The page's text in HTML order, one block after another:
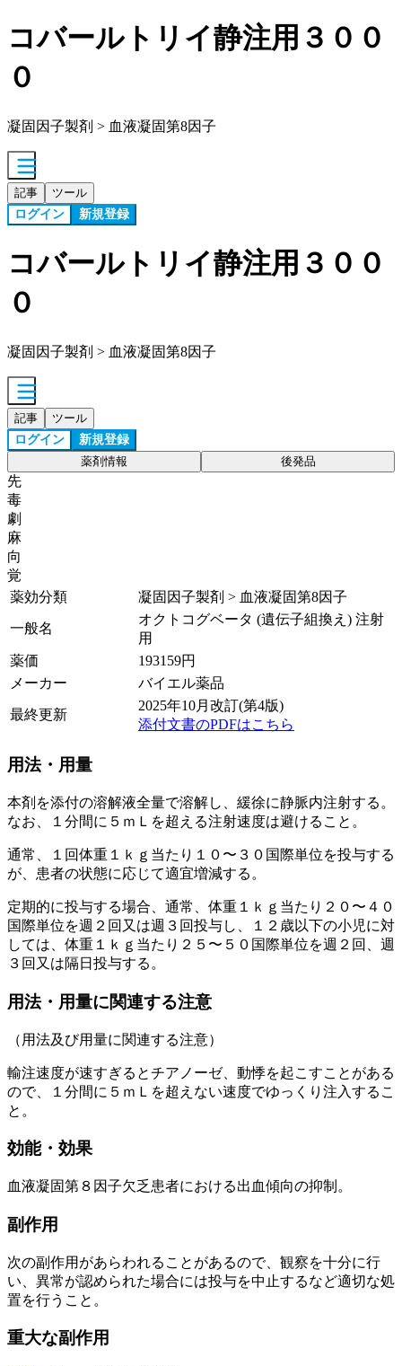
コバールトリイ静注用３００
０
凝固因子製剤 > 血液凝固第8因子
記事 ツール
ログイン 新規登録
コバールトリイ静注用３００
０
凝固因子製剤 > 血液凝固第8因子
記事 ツール
ログイン 新規登録
薬剤情報 後発品
先
毒
劇
麻
向
覚
薬効分類
凝固因子製剤 > 血液凝固第8因子
一般名
オクトコグベータ (遺伝子組換え) 注射
用
薬価
193159円
メーカー
バイエル薬品
最終更新
2025年10月改訂(第4版)
添付文書のPDFはこちら
用法・用量
本剤を添付の溶解液全量で溶解し、緩徐に静脈内注射する。
なお、１分間に５ｍＬを超える注射速度は避けること。
通常、１回体重１ｋｇ当たり１０〜３０国際単位を投与する
が、患者の状態に応じて適宜増減する。
定期的に投与する場合、通常、体重１ｋｇ当たり２０〜４０
国際単位を週２回又は週３回投与し、１２歳以下の小児に対
しては、体重１ｋｇ当たり２５〜５０国際単位を週２回、週
３回又は隔日投与する。
用法・用量に関連する注意
（用法及び用量に関連する注意）
輸注速度が速すぎるとチアノーゼ、動悸を起こすことがある
ので、１分間に５ｍＬを超えない速度でゆっくり注入するこ
と。
効能・効果
血液凝固第８因子欠乏患者における出血傾向の抑制。
副作用
次の副作用があらわれることがあるので、観察を十分に行
い、異常が認められた場合には投与を中止するなど適切な処
置を行うこと。
重大な副作用